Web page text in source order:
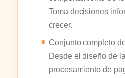
Toma decisiones
crecer.
Conjunto completo
Desde el diseño de
procesamiento de